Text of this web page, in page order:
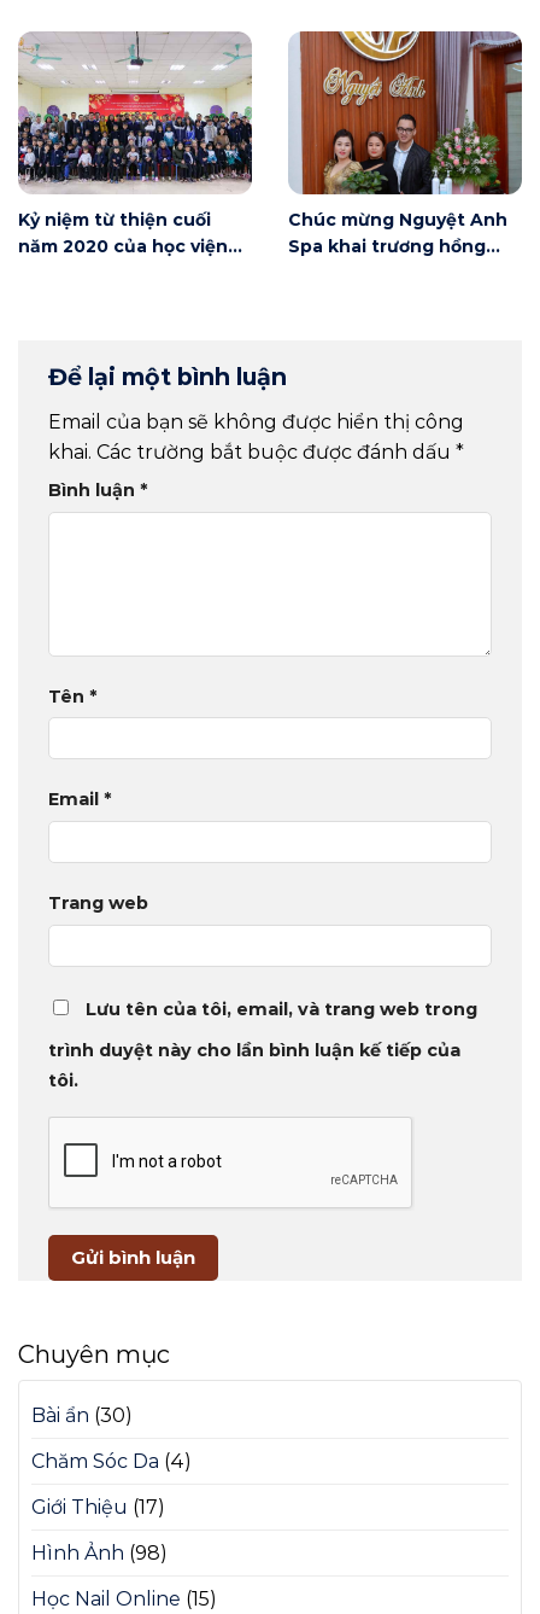
Kỷ niệm từ thiện cuối
năm 2020 của học viện
Chúc mừng Nguyệt Anh
Spa khai trương hồng
Để lại một bình luận
Email của bạn sẽ không được hiển thị công
khai. Các trường bắt buộc được đánh dấu *
Bình luận *
Tên *
Email *
Trang web
Lưu tên của tôi, email, và trang web trong
trình duyệt này cho lần bình luận kế tiếp của
tôi.
Chuyên mục
Bài ẩn (30)
Chăm Sóc Da (4)
Giới Thiệu (17)
Hình Ảnh (98)
Học Nail Online (15)